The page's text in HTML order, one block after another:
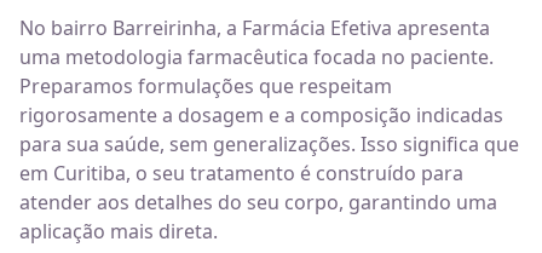
No bairro Barreirinha, a Farmácia Efetiva apresenta
uma metodologia farmacêutica focada no paciente.
Preparamos formulações que respeitam
rigorosamente a dosagem e a composição indicadas
para sua saúde, sem generalizações. Isso significa que
em Curitiba, o seu tratamento é construído para
atender aos detalhes do seu corpo, garantindo uma
aplicação mais direta.